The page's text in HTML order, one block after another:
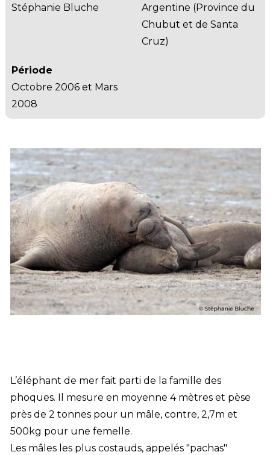
Stéphanie Bluche
Argentine (Province du
Chubut et de Santa
Cruz)
Période
Octobre 2006 et Mars
2008
L’éléphant de mer fait parti de la famille des
phoques. Il mesure en moyenne 4 mètres et pèse
près de 2 tonnes pour un mâle, contre, 2,7m et
500kg pour une femelle.
Les mâles les plus costauds, appelés "pachas"